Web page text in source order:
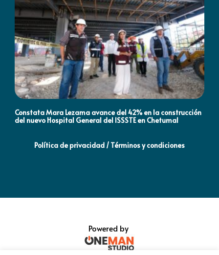
Constata Mara Lezama avance del 42% en la construcción
del nuevo Hospital General del ISSSTE en Chetumal
Política de privacidad / Términos y condiciones
Powered by